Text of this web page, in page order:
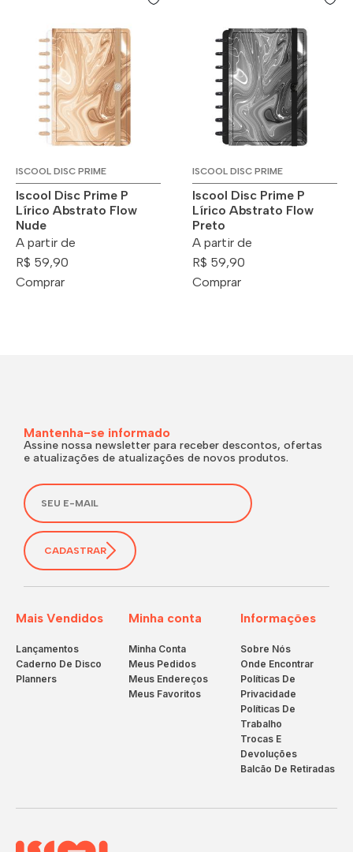
ISCOOL DISC PRIME
Iscool Disc Prime P
Lírico Abstrato Flow
Nude
A partir de
R$ 59,90
Comprar
ISCOOL DISC PRIME
Iscool Disc Prime P
Lírico Abstrato Flow
Preto
A partir de
R$ 59,90
Comprar
Mais Vendidos
Lançamentos
Caderno De Disco
Planners
Minha conta
Minha Conta
Meus Pedidos
Meus Endereços
Meus Favoritos
Informações
Sobre Nós
Onde Encontrar
Políticas De
Privacidade
Políticas De
Trabalho
Trocas E
Devoluções
Balcão De Retiradas
Mantenha-se informado
Assine nossa newsletter para receber descontos, ofertas
e atualizações de atualizações de novos produtos.
CADASTRAR